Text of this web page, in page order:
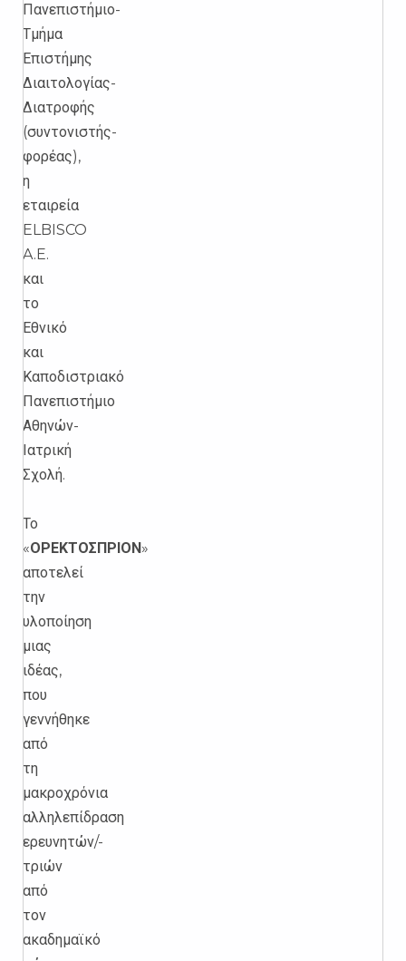
Πανεπιστήμιο-
Τμήμα
Επιστήμης
Διαιτολογίας-
Διατροφής
(συντονιστής-
φορέας),
η
εταιρεία
ELBISCO
A.E.
και
το
Εθνικό
και
Καποδιστριακό
Πανεπιστήμιο
Αθηνών-
Ιατρική
Σχολή.
Το
«ΟΡΕΚΤΟΣΠΡΙΟΝ»
αποτελεί
την
υλοποίηση
μιας
ιδέας,
που
γεννήθηκε
από
τη
μακροχρόνια
αλληλεπίδραση
ερευνητών/-
τριών
από
τον
ακαδημαϊκό